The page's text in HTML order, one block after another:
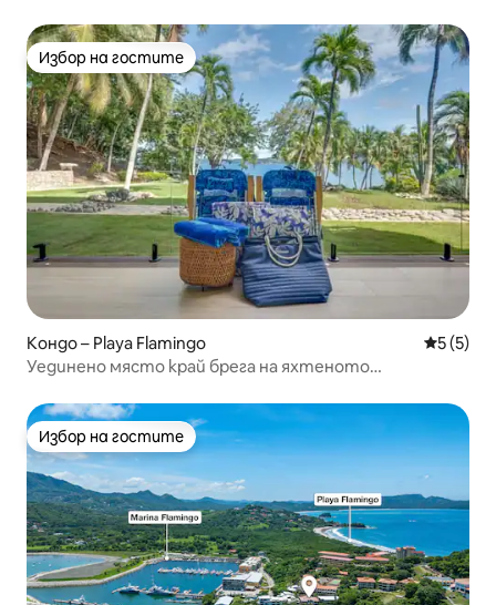
Избор на гостите
Избор на гостите
Кондо – Playa Flamingo Средна
5 (5)
Уединено място край брега на яхтеното
Избор на гостите
Избор на гостите